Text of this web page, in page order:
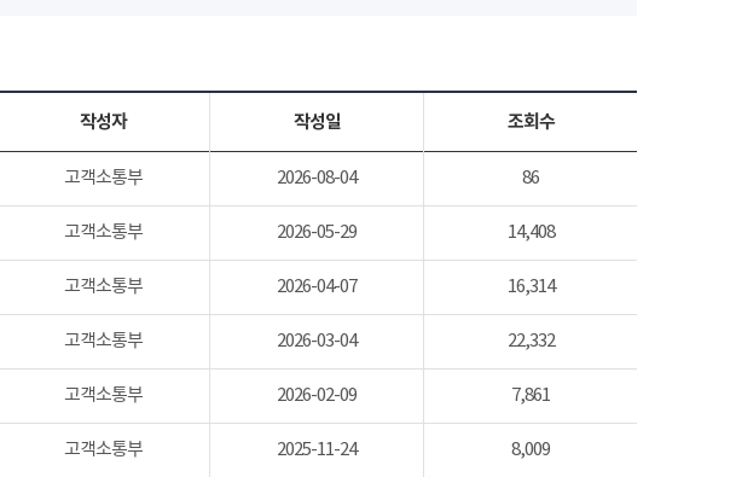
작성자 작성일 조회수
고객소통부 2026-08-04 86
고객소통부 2026-05-29 14,408
고객소통부 2026-04-07 16,314
고객소통부 2026-03-04 22,332
고객소통부 2026-02-09 7,861
고객소통부 2025-11-24 8,009